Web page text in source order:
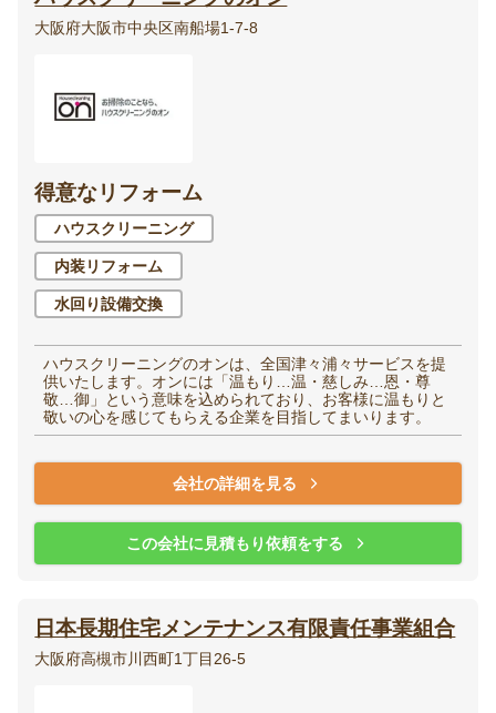
大阪府大阪市中央区南船場1-7-8
得意なリフォーム
ハウスクリーニング
内装リフォーム
水回り設備交換
ハウスクリーニングのオンは、全国津々浦々サービスを提
供いたします。オンには「温もり…温・慈しみ…恩・尊
敬…御」という意味を込められており、お客様に温もりと
敬いの心を感じてもらえる企業を目指してまいります。
会社の詳細を見る
この会社に見積もり依頼をする
日本長期住宅メンテナンス有限責任事業組合
大阪府高槻市川西町1丁目26-5